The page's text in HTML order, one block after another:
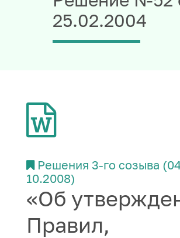
25.02.2004
Решения 3-го созыва
10.2008)
«Об
Правил,